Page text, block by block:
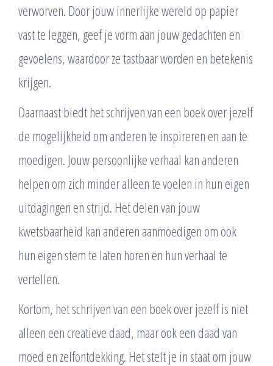
verworven. Door jouw innerlijke wereld op papier
vast te leggen, geef je vorm aan jouw gedachten en
gevoelens, waardoor ze tastbaar worden en betekenis
krijgen.
Daarnaast biedt het schrijven van een boek over jezelf
de mogelijkheid om anderen te inspireren en aan te
moedigen. Jouw persoonlijke verhaal kan anderen
helpen om zich minder alleen te voelen in hun eigen
uitdagingen en strijd. Het delen van jouw
kwetsbaarheid kan anderen aanmoedigen om ook
hun eigen stem te laten horen en hun verhaal te
vertellen.
Kortom, het schrijven van een boek over jezelf is niet
alleen een creatieve daad, maar ook een daad van
moed en zelfontdekking. Het stelt je in staat om jouw